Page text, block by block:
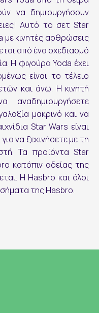
να δημιουργήσουν
Αυτό το σετ Star
με κινητές αρθρώσεις
από ένα σχεδιασμό
Η φιγούρα Yoda έχει
είναι το τέλειο
και άνω. Η κινητή
αναδημιουργήσετε
μακρινό και να
Star Wars είναι
να ξεκινήσετε με τη
Τα προϊόντα Star
κατόπιν αδείας της
Η Hasbro και όλοι
σήματα της Hasbro.